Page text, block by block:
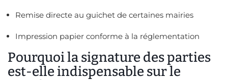
Remise directe au guichet de certaines mairies
Impression papier conforme à la réglementation
Pourquoi la signature des parties
est-elle indispensable sur le